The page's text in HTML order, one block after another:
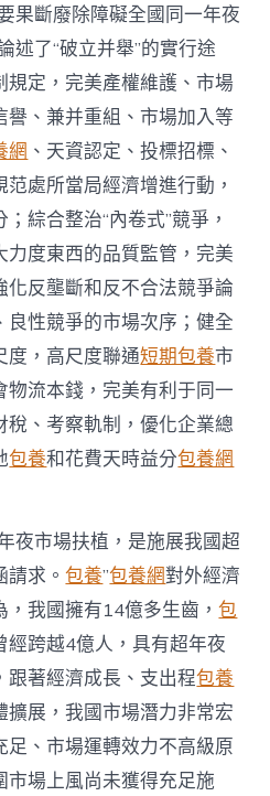
場
扶
植
縱
深
推
動”
若
何
賦
能
經
濟
成
長
新
格
式〉
中
果斷廢除障礙全國同一年夜
述了“破立并舉”的實行途
定，完美產權維護、市場
、兼并重組、市場加入等
網 、天資認定、投標招標、
處所當局經濟增進行動，
綜合整治“內卷式”競爭，
力度東西的品質監管，完美
反壟斷和反不合法競爭論
性競爭的市場次序；健全
度，高尺度聯通短期包養市
流本錢，完美有利于同一
、考察軌制，優化企業總
包養和花費天時益分包養網
夜市場扶植，是施展我國超
請求。包養”包養網對外經濟
，我國擁有14億多生齒，包
經跨越4億人，具有超年夜
跟著經濟成長、支出程包養
擴展，我國市場潛力非常宏
、市場運轉效力不高級原
市場上風尚未獲得充足施